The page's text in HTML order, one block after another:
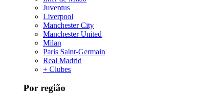
Juventus
Liverpool
Manchester City
Manchester United
Milan
Paris Saint-Germain
Real Madrid
+ Clubes
Por região